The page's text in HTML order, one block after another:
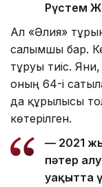
Рүстем
Ал «Әлия»
салымшы бар.
тұруы тиіс.
оның 64-і
да құрылысы
көтерілген.
— 2021
пәтер алу
уақытта